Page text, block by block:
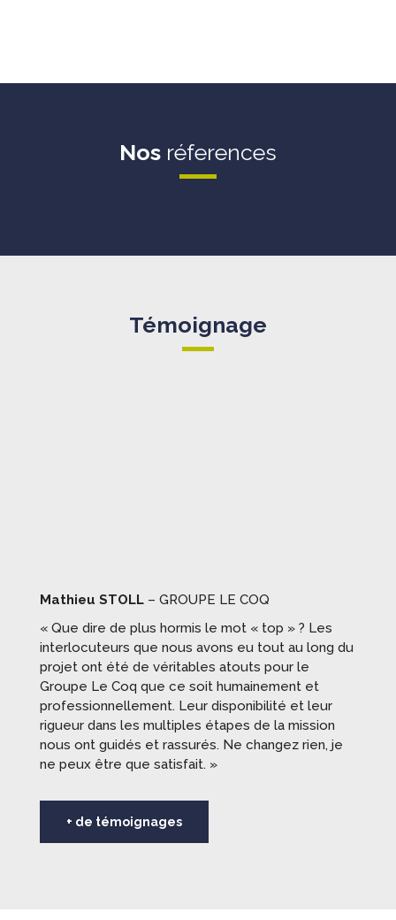
Nos réferences
Témoignage
Mathieu STOLL– GROUPE LE COQ
« Que dire de plus hormis le mot « top » ? Les
interlocuteurs que nous avons eu tout au long du
projet ont été de véritables atouts pour le
Groupe Le Coq que ce soit humainement et
professionnellement. Leur disponibilité et leur
rigueur dans les multiples étapes de la mission
nous ont guidés et rassurés. Ne changez rien, je
ne peux être que satisfait. »
+ de témoignages